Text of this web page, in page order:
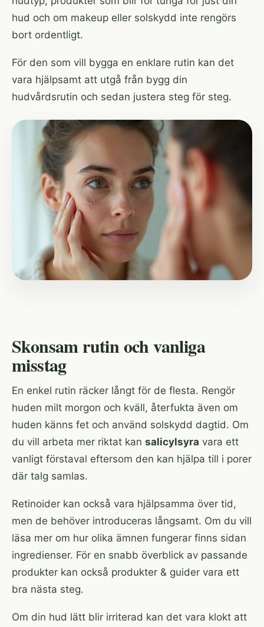
hud och om makeup eller solskydd inte rengörs
bort ordentligt.
För den som vill bygga en enklare rutin kan det
vara hjälpsamt att utgå från bygg din
hudvårdsrutin och sedan justera steg för steg.
Skonsam rutin och vanliga
misstag
En enkel rutin räcker långt för de flesta. Rengör
huden milt morgon och kväll, återfukta även om
huden känns fet och använd solskydd dagtid. Om
du vill arbeta mer riktat kan salicylsyra vara ett
vanligt förstaval eftersom den kan hjälpa till i porer
där talg samlas.
Retinoider kan också vara hjälpsamma över tid,
men de behöver introduceras långsamt. Om du vill
läsa mer om hur olika ämnen fungerar finns sidan
ingredienser. För en snabb överblick av passande
produkter kan också produkter & guider vara ett
bra nästa steg.
Om din hud lätt blir irriterad kan det vara klokt att